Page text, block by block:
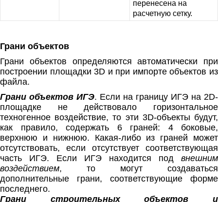
перенесена на
расчетную сетку.
Грани объектов
Грани объектов определяются автоматически при
построении площадки 3D и при импорте объектов из
файла.
Грани объектов ИГЭ. Если на границу ИГЭ на 2D-
площадке не действовало горизонтальное
техногенное воздействие, то эти 3D-объекты будут,
как правило, содержать 6 граней: 4 боковые,
верхнюю и нижнюю. Какая-либо из граней может
отсутствовать, если отсутствует соответствующая
часть ИГЭ. Если ИГЭ находится под внешним
воздействием, то могут создаваться
дополнительные грани, соответствующие форме
последнего.
Грани строительных объектов и